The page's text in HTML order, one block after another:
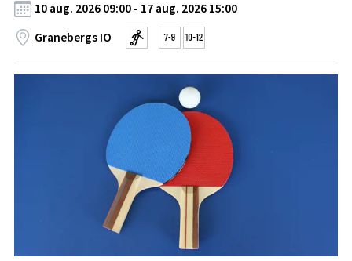
10 aug. 2026 09:00 - 17 aug. 2026 15:00
Granebergs IO